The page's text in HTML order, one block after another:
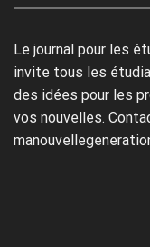
Le journal pour les
invite tous les
des idées pour les
vos nouvelles.